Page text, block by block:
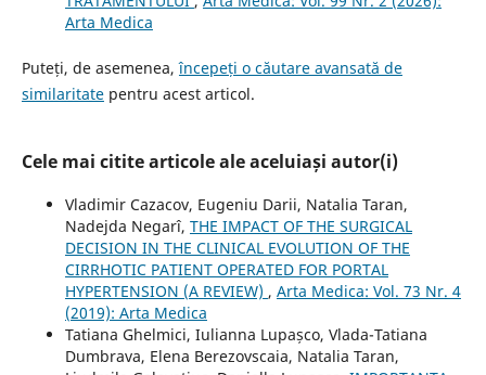
Arta Medica
Puteți, de asemenea,începeți o căutare avansată de
similaritatepentru acest articol.
Cele mai citite articole ale aceluiași autor(i)
Vladimir Cazacov, Eugeniu Darii, Natalia Taran,
Nadejda Negarî, THE IMPACT OF THE SURGICAL
DECISION IN THE CLINICAL EVOLUTION OF THE
CIRRHOTIC PATIENT OPERATED FOR PORTAL
HYPERTENSION (A REVIEW) , Arta Medica: Vol. 73 Nr. 4
(2019): Arta Medica
Tatiana Ghelmici, Iulianna Lupașco, Vlada-Tatiana
Dumbrava, Elena Berezovscaia, Natalia Taran,